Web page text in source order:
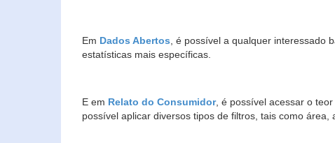
Em Dados Abertos, é possível a qualquer interessado
estatísticas mais específicas.
E em Relato do Consumidor, é possível acessar o
possível aplicar diversos tipos de filtros, tais como